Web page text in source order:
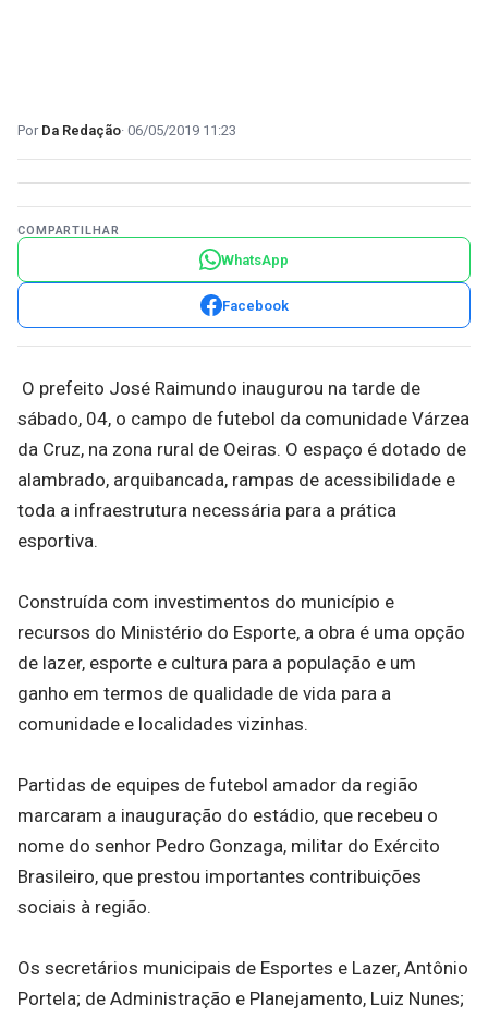
Da Redação 06/05/2019 11:23
COMPARTILHAR
WhatsApp
Facebook
O prefeito José Raimundo inaugurou na tarde de
sábado, 04, o campo de futebol da comunidade Várzea
da Cruz, na zona rural de Oeiras. O espaço é dotado de
alambrado, arquibancada, rampas de acessibilidade e
toda a infraestrutura necessária para a prática
esportiva.
Construída com investimentos do município e
recursos do Ministério do Esporte, a obra é uma opção
de lazer, esporte e cultura para a população e um
ganho em termos de qualidade de vida para a
comunidade e localidades vizinhas.
Partidas de equipes de futebol amador da região
marcaram a inauguração do estádio, que recebeu o
nome do senhor Pedro Gonzaga, militar do Exército
Brasileiro, que prestou importantes contribuições
sociais à região.
Os secretários municipais de Esportes e Lazer, Antônio
Portela; de Administração e Planejamento, Luiz Nunes;